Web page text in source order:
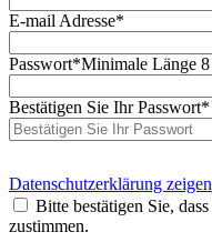
E-mail Adresse*
Passwort*Minimale Länge
Bestätigen Sie Ihr Passwort*
Datenschutzerklärung zeigen
Bitte bestätigen Sie,
zustimmen.